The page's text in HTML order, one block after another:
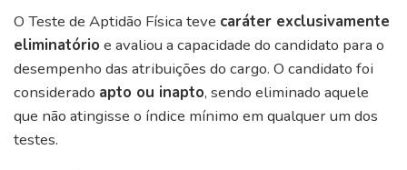
O Teste de Aptidão Física teve caráter exclusivamente
eliminatório e avaliou a capacidade do candidato para o
desempenho das atribuições do cargo. O candidato foi
considerado apto ou inapto, sendo eliminado aquele
que não atingisse o índice mínimo em qualquer um dos
testes.